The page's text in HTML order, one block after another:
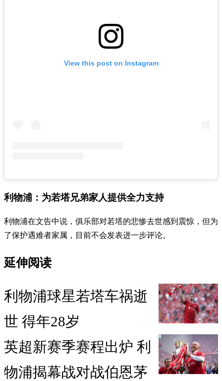
View this post on Instagram
利物浦：为若塔兄弟家人提供全力支持
利物浦在文告中说，俱乐部对若塔的悲惨去世感到震惊，但为
了保护遇难者家属，目前不会发表进一步评论。
延伸阅读
利物浦球星若塔车祸逝
世 得年28岁
英超新赛季赛程出炉 利
物浦揭幕战对战伯恩茅